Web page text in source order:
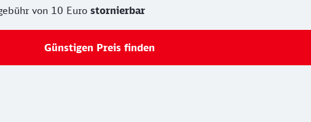
von 10 Euro stornierbar
Günstigen Preis finden